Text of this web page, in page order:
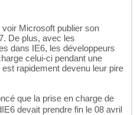
Microsoft publier son
De plus, avec les
dans IE6, les développeurs
celui-ci pendant une
rapidement devenu leur pire
que la prise en charge de
devait prendre fin le 08 avril